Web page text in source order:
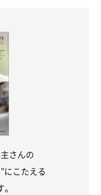
さんの
にこたえる